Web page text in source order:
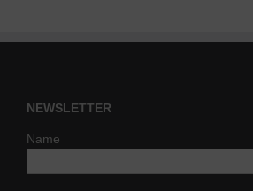
NEWSLETTER
Name